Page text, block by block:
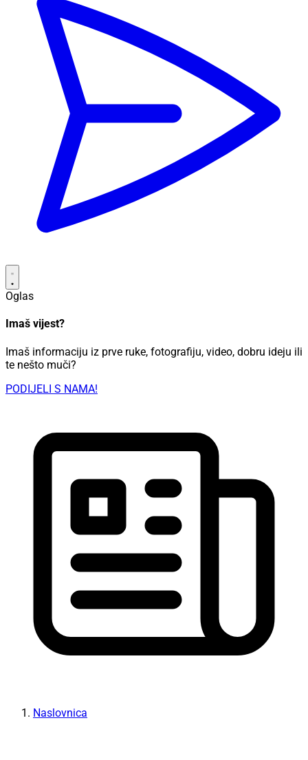
Oglas
Imaš vijest?
Imaš informaciju iz prve ruke, fotografiju, video, dobru ideju ili
te nešto muči?
PODIJELI S NAMA!
Naslovnica